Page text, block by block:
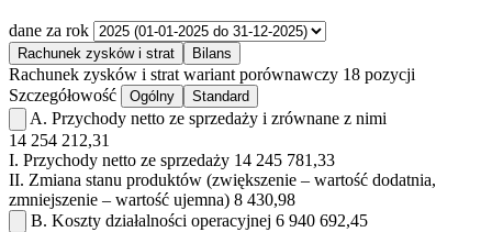
dane za rok
Rachunek zysków i strat Bilans
Rachunek zysków i strat wariant porównawczy 18 pozycji
Szczegółowość
Ogólny Standard
A. Przychody netto ze sprzedaży i zrównane z nimi
14 254 212,31
I. Przychody netto ze sprzedaży 14 245 781,33
II. Zmiana stanu produktów (zwiększenie – wartość dodatnia,
zmniejszenie – wartość ujemna) 8 430,98
B. Koszty działalności operacyjnej 6 940 692,45